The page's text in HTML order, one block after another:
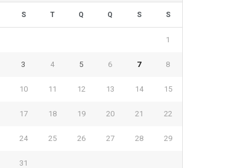
S T Q Q S S
1
3 4 5 6 7 8
10 11 12 13 14 15
17 18 19 20 21 22
24 25 26 27 28 29
31